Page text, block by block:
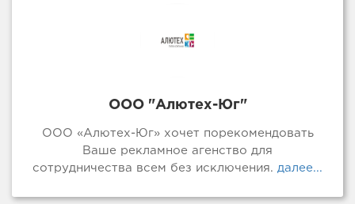
ООО "Алютех-Юг"
ООО «Алютех-Юг» хочет порекомендовать
Ваше рекламное агенство для
сотрудничества всем без исключения. далее...